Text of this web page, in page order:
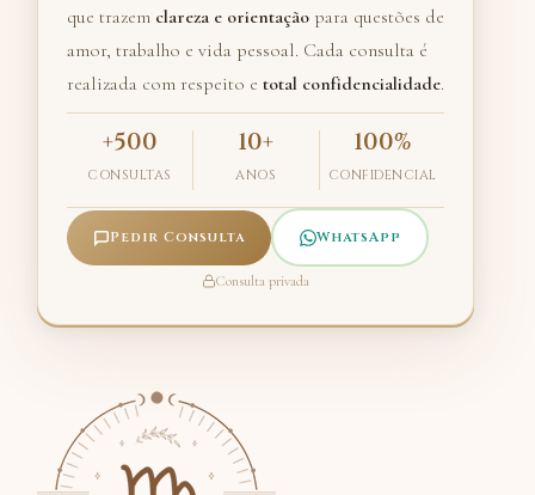
que trazem clareza e orientação para questões de
amor, trabalho e vida pessoal. Cada consulta é
realizada com respeito etotal confidencialidade.
+500
CONSULTAS
10+
ANOS
100%
CONFIDENCIAL
Pedir Consulta WhatsApp
Consulta privada